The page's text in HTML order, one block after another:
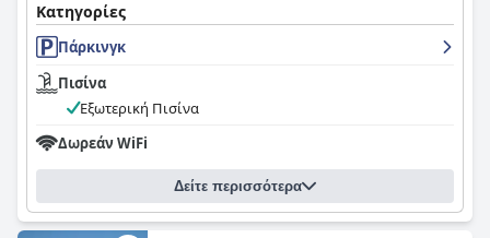
Κατηγορίες
Πάρκινγκ
Πισίνα
Εξωτερική Πισίνα
Δωρεάν WiFi
Δείτε περισσότερα